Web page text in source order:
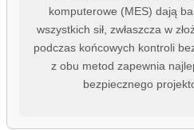
komputerowe (MES) dają
wszystkich sił, zwłaszcza w
podczas końcowych kontroli
z obu metod zapewnia
bezpiecznego